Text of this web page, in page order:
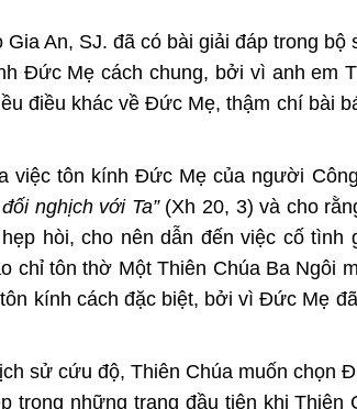
An, SJ. đã có bài giải đáp trong bộ
Đức Mẹ cách chung, bởi vì anh em
điều khác về Đức Mẹ, thậm chí bài
việc tôn kính Đức Mẹ của người
nghịch với Ta”(Xh 20, 3) và cho
hòi, cho nên dẫn đến việc cố tình
tôn thờ Một Thiên Chúa Ba Ngôi
kính cách đặc biệt, bởi vì Đức Mẹ
sử cứu độ, Thiên Chúa muốn chọn
những trang đầu tiên khi Thiên